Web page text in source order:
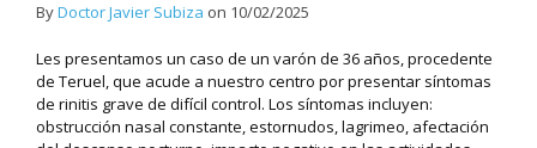
ByDoctor Javier Subiza on 10/02/2025
Les presentamos un caso de un varón de 36 años, procedente
de Teruel, que acude a nuestro centro por presentar síntomas
de rinitis grave de difícil control. Los síntomas incluyen:
obstrucción nasal constante, estornudos, lagrimeo, afectación